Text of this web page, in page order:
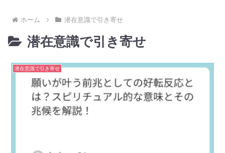
ホーム 潜在意識で引き寄せ
潜在意識で引き寄せ
潜在意識で引き寄せ